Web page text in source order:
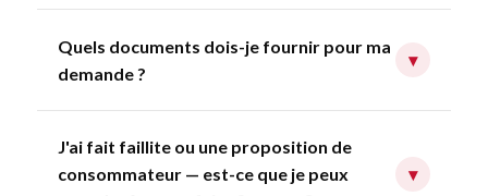
Quels documents dois-je fournir pour ma
demande ?
▾
J'ai fait faillite ou une proposition de
consommateur — est-ce que je peux
▾